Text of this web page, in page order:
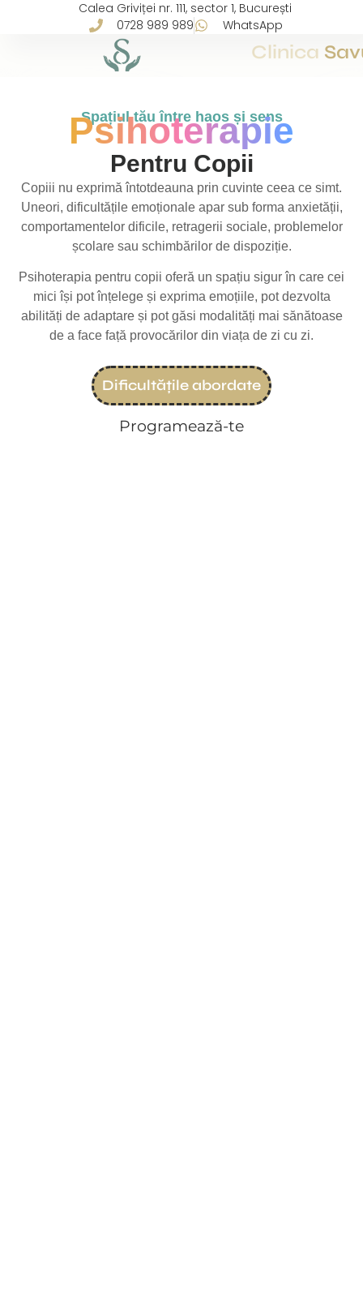
Calea Griviței nr. 111, sector 1, București
0728 989 989
WhatsApp
Clinica
Spațiul tău între haos și sens
Psihoterapie
Pentru Copii
Copiii nu exprimă întotdeauna prin cuvinte ceea ce simt.
Uneori, dificultățile emoționale apar sub forma anxietății,
comportamentelor dificile, retragerii sociale, problemelor
școlare sau schimbărilor de dispoziție.
Psihoterapia pentru copii oferă un spațiu sigur în care cei
mici își pot înțelege și exprima emoțiile, pot dezvolta
abilități de adaptare și pot găsi modalități mai sănătoase
de a face față provocărilor din viața de zi cu zi.
Dificultățile abordate
Programează-te